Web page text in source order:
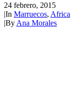
24 febrero, 2015
|In Marruecos, Africa
|By Ana Morales